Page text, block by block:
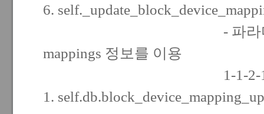
6.
- 파라미터로
mappings 정보를 이용
1-1-2-1-
1.